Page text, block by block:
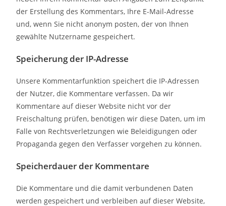
der Erstellung des Kommentars, Ihre E-Mail-Adresse
und, wenn Sie nicht anonym posten, der von Ihnen
gewählte Nutzername gespeichert.
Speicherung der IP-Adresse
Unsere Kommentarfunktion speichert die IP-Adressen
der Nutzer, die Kommentare verfassen. Da wir
Kommentare auf dieser Website nicht vor der
Freischaltung prüfen, benötigen wir diese Daten, um im
Falle von Rechtsverletzungen wie Beleidigungen oder
Propaganda gegen den Verfasser vorgehen zu können.
Speicherdauer der Kommentare
Die Kommentare und die damit verbundenen Daten
werden gespeichert und verbleiben auf dieser Website,